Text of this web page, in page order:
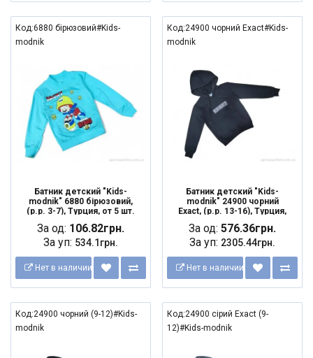
Код:6880 бірюзовий#Kids-
modnik
Батник детский "Kids-
modnik" 6880 бірюзовий,
(р.р. 3-7), Турция, от 5 шт.
За од: 106.82грн.
За уп: 534.1грн.
Нет в наличии
Код:24900 чорний Exact#Kids-
modnik
Батник детский "Kids-
modnik" 24900 чорний
Exact, (р.р. 13-16), Турция,
За од: 576.36грн.
За уп: 2305.44грн.
Нет в наличии
Код:24900 чорний (9-12)#Kids-
modnik
Код:24900 сірий Exact (9-
12)#Kids-modnik